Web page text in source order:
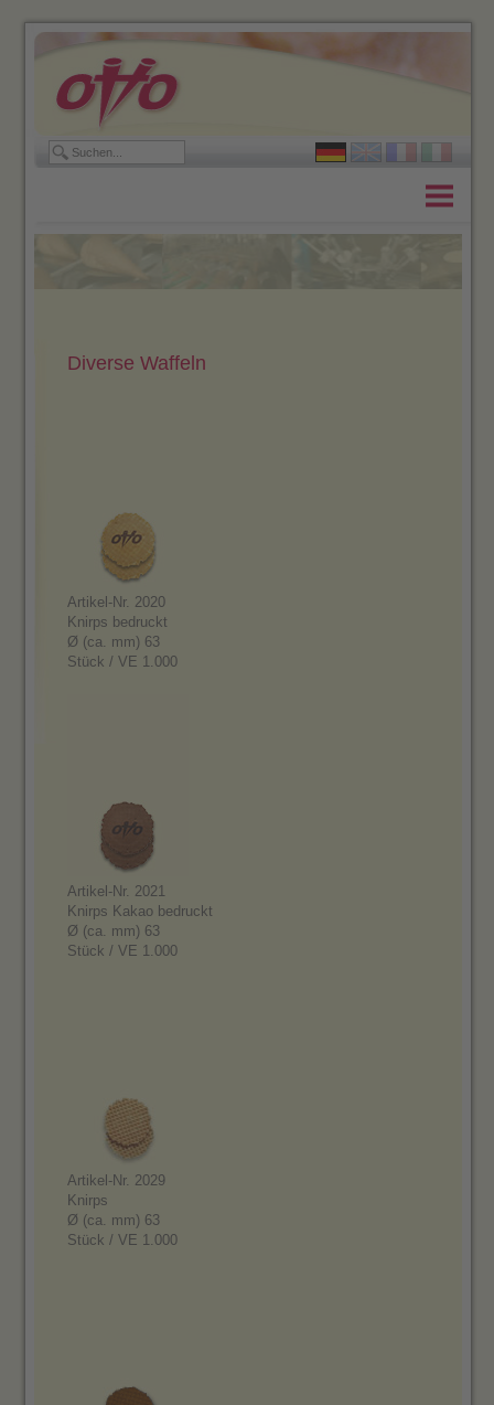
Diverse Waffeln
Artikel-Nr. 2020
Knirps bedruckt
Ø (ca. mm) 63
Stück / VE 1.000
Artikel-Nr. 2021
Knirps Kakao bedruckt
Ø (ca. mm) 63
Stück / VE 1.000
Artikel-Nr. 2029
Knirps
Ø (ca. mm) 63
Stück / VE 1.000